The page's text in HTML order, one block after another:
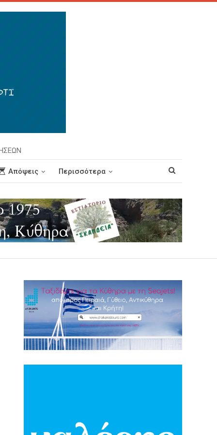
Απόψεις Περισσότερα